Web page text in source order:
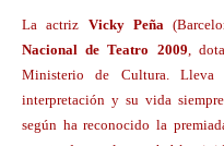
La actriz Vicky Peña
Nacional de Teatro 2009,
Ministerio de Cultura.
interpretación y su vida
según ha reconocido la